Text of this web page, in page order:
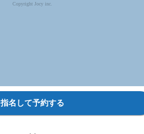
Copyright Jocy inc.
指名して予約する